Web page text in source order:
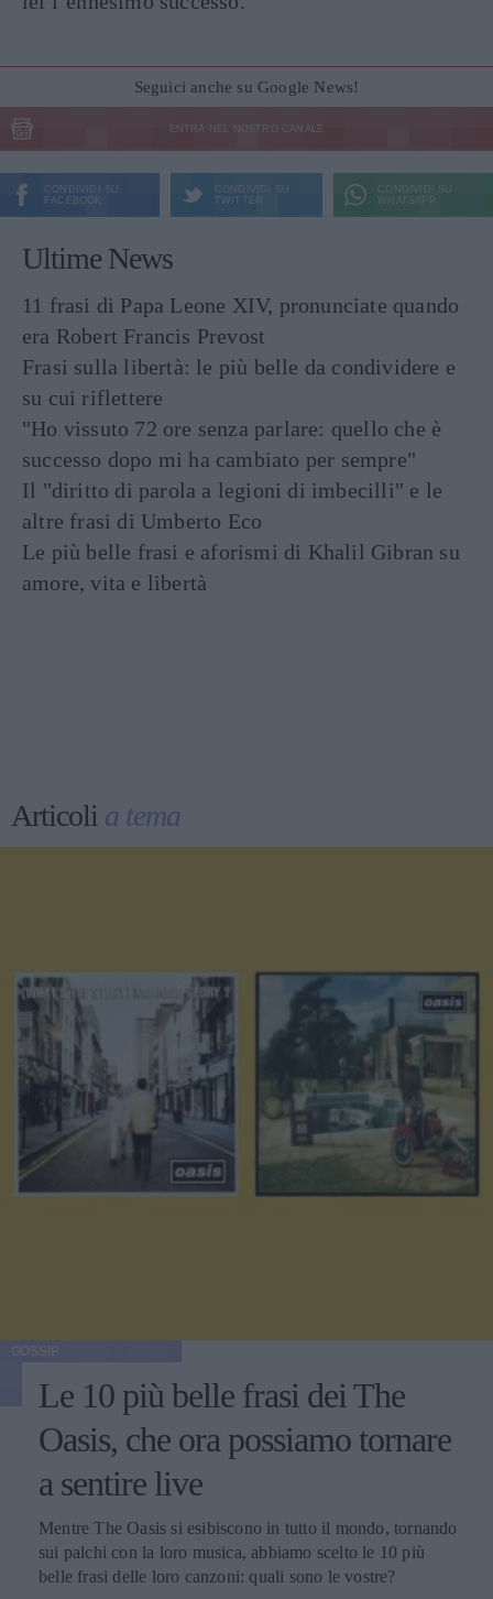
Seguici anche su Google News!
ENTRA NEL NOSTRO CANALE
CONDIVIDI SU
FACEBOOK
CONDIVIDI SU
TWITTER
CONDIVIDI SU
WHATSAPP
Ultime News
11 frasi di Papa Leone XIV, pronunciate quando
era Robert Francis Prevost
Frasi sulla libertà: le più belle da condividere e
su cui riflettere
"Ho vissuto 72 ore senza parlare: quello che è
successo dopo mi ha cambiato per sempre"
Il "diritto di parola a legioni di imbecilli" e le
altre frasi di Umberto Eco
Le più belle frasi e aforismi di Khalil Gibran su
amore, vita e libertà
Articoli a tema
Le 10 più belle frasi dei The
Oasis, che ora possiamo tornare
a sentire live
Mentre The Oasis si esibiscono in tutto il mondo, tornando
sui palchi con la loro musica, abbiamo scelto le 10 più
belle frasi delle loro canzoni: quali sono le vostre?